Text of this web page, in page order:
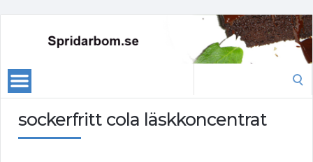
sockerfritt cola läskkoncentrat